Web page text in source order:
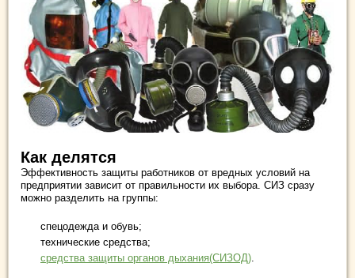
Как делятся
Эффективность защиты работников от вредных условий на
предприятии зависит от правильности их выбора. СИЗ сразу
можно разделить на группы:
спецодежда и обувь;
технические средства;
средства защиты органов дыхания(СИЗОД)